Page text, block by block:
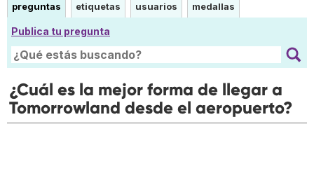
preguntas etiquetas usuarios medallas
Publica tu pregunta
¿Cuál es la mejor forma de llegar a
Tomorrowland desde el aeropuerto?